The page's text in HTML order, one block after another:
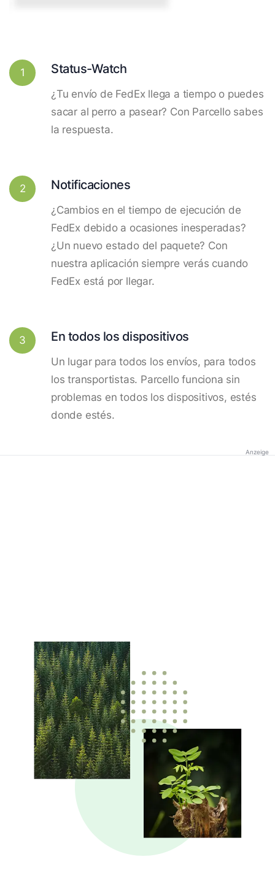
1 Status-Watch
¿Tu envío de FedEx llega a tiempo o puedes
sacar al perro a pasear? Con Parcello sabes
la respuesta.
2 Notificaciones
¿Cambios en el tiempo de ejecución de
FedEx debido a ocasiones inesperadas?
¿Un nuevo estado del paquete? Con
nuestra aplicación siempre verás cuando
FedEx está por llegar.
3 En todos los dispositivos
Un lugar para todos los envíos, para todos
los transportistas. Parcello funciona sin
problemas en todos los dispositivos, estés
donde estés.
Anzeige